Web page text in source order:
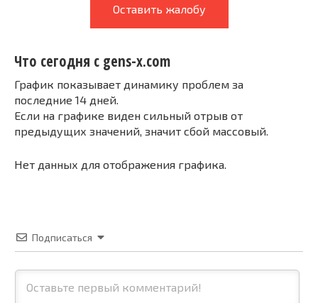
Оставить жалобу
Что сегодня с gens-x.com
График показывает динамику проблем за
последние 14 дней.
Если на графике виден сильный отрыв от
предыдущих значений, значит сбой массовый.
Нет данных для отображения графика.
Подписаться